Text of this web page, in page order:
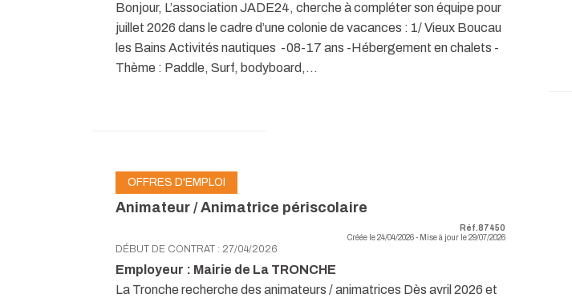
Bonjour, L’association JADE24, cherche à compléter son équipe pour
juillet 2026 dans le cadre d’une colonie de vacances : 1/ Vieux Boucau
les Bains Activités nautiques -08-17 ans -Hébergement en chalets -
Thème : Paddle, Surf, bodyboard,...
OFFRES D'EMPLOI
Animateur / Animatrice périscolaire
Réf.87450
Créée le 24/04/2026 - Mise à jour le 29/07/2026
DÉBUT DE CONTRAT : 27/04/2026
Employeur : Mairie de La TRONCHE
La Tronche recherche des animateurs / animatrices Dès avril 2026 et